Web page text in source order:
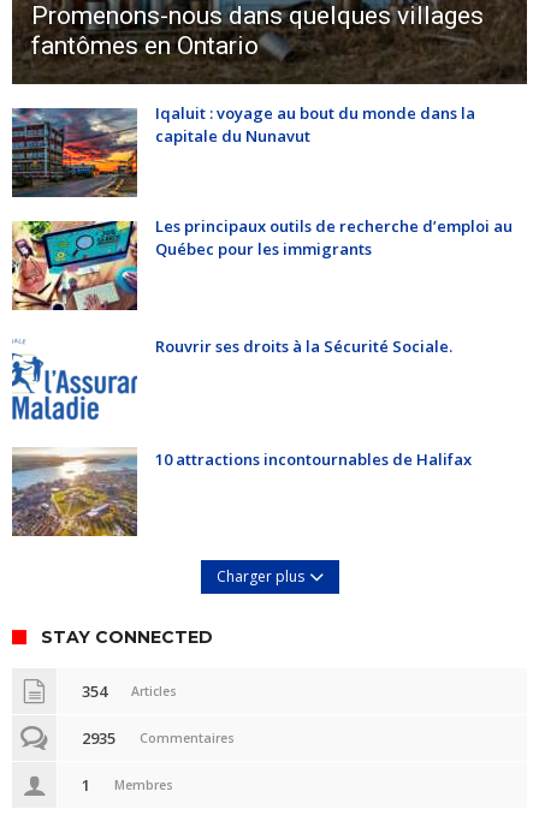
Promenons-nous dans quelques villages
fantômes en Ontario
Iqaluit : voyage au bout du monde dans la
capitale du Nunavut
Les principaux outils de recherche d’emploi au
Québec pour les immigrants
Rouvrir ses droits à la Sécurité Sociale.
10 attractions incontournables de Halifax
Charger plus
STAY CONNECTED
354 Articles
2935 Commentaires
1 Membres